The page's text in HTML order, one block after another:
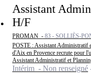
Assistant
H/F
PROMAN - 83 - SOLLIÈS-
POSTE : Assistant Administratif
d'Aix en Provence recrute pour
Assistant Administratif et
Intérim - Non renseigné